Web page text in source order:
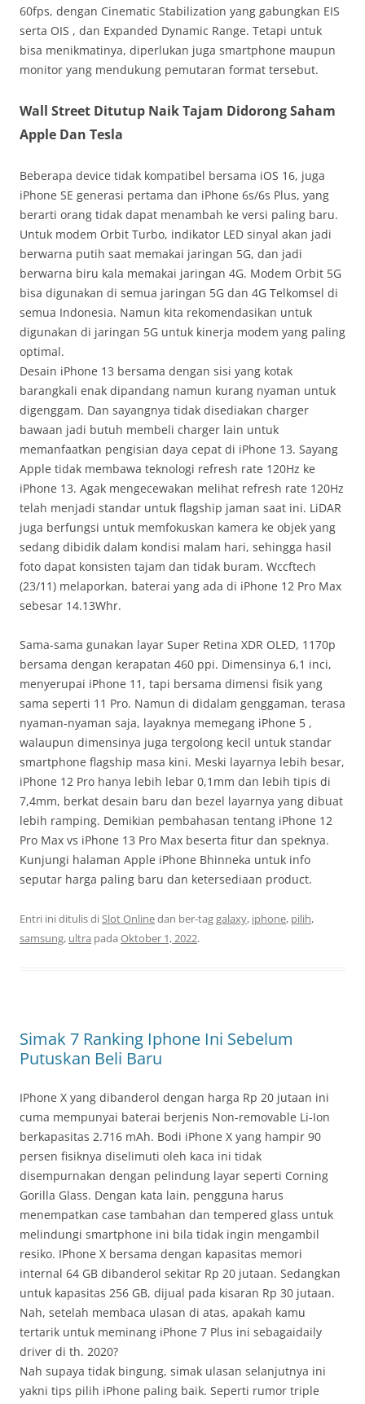
60fps, dengan Cinematic Stabilization yang gabungkan EIS
serta OIS , dan Expanded Dynamic Range. Tetapi untuk
bisa menikmatinya, diperlukan juga smartphone maupun
monitor yang mendukung pemutaran format tersebut.
Wall Street Ditutup Naik Tajam Didorong Saham
Apple Dan Tesla
Beberapa device tidak kompatibel bersama iOS 16, juga
iPhone SE generasi pertama dan iPhone 6s/6s Plus, yang
berarti orang tidak dapat menambah ke versi paling baru.
Untuk modem Orbit Turbo, indikator LED sinyal akan jadi
berwarna putih saat memakai jaringan 5G, dan jadi
berwarna biru kala memakai jaringan 4G. Modem Orbit 5G
bisa digunakan di semua jaringan 5G dan 4G Telkomsel di
semua Indonesia. Namun kita rekomendasikan untuk
digunakan di jaringan 5G untuk kinerja modem yang paling
optimal.
Desain iPhone 13 bersama dengan sisi yang kotak
barangkali enak dipandang namun kurang nyaman untuk
digenggam. Dan sayangnya tidak disediakan charger
bawaan jadi butuh membeli charger lain untuk
memanfaatkan pengisian daya cepat di iPhone 13. Sayang
Apple tidak membawa teknologi refresh rate 120Hz ke
iPhone 13. Agak mengecewakan melihat refresh rate 120Hz
telah menjadi standar untuk flagship jaman saat ini. LiDAR
juga berfungsi untuk memfokuskan kamera ke objek yang
sedang dibidik dalam kondisi malam hari, sehingga hasil
foto dapat konsisten tajam dan tidak buram. Wccftech
(23/11) melaporkan, baterai yang ada di iPhone 12 Pro Max
sebesar 14.13Whr.
Sama-sama gunakan layar Super Retina XDR OLED, 1170p
bersama dengan kerapatan 460 ppi. Dimensinya 6,1 inci,
menyerupai iPhone 11, tapi bersama dimensi fisik yang
sama seperti 11 Pro. Namun di didalam genggaman, terasa
nyaman-nyaman saja, layaknya memegang iPhone 5 ,
walaupun dimensinya juga tergolong kecil untuk standar
smartphone flagship masa kini. Meski layarnya lebih besar,
iPhone 12 Pro hanya lebih lebar 0,1mm dan lebih tipis di
7,4mm, berkat desain baru dan bezel layarnya yang dibuat
lebih ramping. Demikian pembahasan tentang iPhone 12
Pro Max vs iPhone 13 Pro Max beserta fitur dan speknya.
Kunjungi halaman Apple iPhone Bhinneka untuk info
seputar harga paling baru dan ketersediaan product.
Entri ini ditulis diSlot Onlinedan ber-taggalaxy, iphone, pilih,
samsung, ultra pada Oktober 1, 2022.
Simak 7 Ranking Iphone Ini Sebelum
Putuskan Beli Baru
IPhone X yang dibanderol dengan harga Rp 20 jutaan ini
cuma mempunyai baterai berjenis Non-removable Li-Ion
berkapasitas 2.716 mAh. Bodi iPhone X yang hampir 90
persen fisiknya diselimuti oleh kaca ini tidak
disempurnakan dengan pelindung layar seperti Corning
Gorilla Glass. Dengan kata lain, pengguna harus
menempatkan case tambahan dan tempered glass untuk
melindungi smartphone ini bila tidak ingin mengambil
resiko. IPhone X bersama dengan kapasitas memori
internal 64 GB dibanderol sekitar Rp 20 jutaan. Sedangkan
untuk kapasitas 256 GB, dijual pada kisaran Rp 30 jutaan.
Nah, setelah membaca ulasan di atas, apakah kamu
tertarik untuk meminang iPhone 7 Plus ini sebagaidaily
driver di th. 2020?
Nah supaya tidak bingung, simak ulasan selanjutnya ini
yakni tips pilih iPhone paling baik. Seperti rumor triple